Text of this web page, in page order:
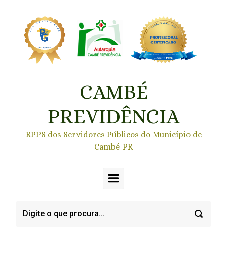
CAMBÉ
PREVIDÊNCIA
RPPS dos Servidores Públicos do Município de
Cambé-PR